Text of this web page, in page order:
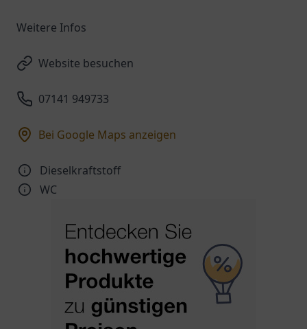
Weitere Infos
Website besuchen
07141 949733
Bei Google Maps anzeigen
Dieselkraftstoff
WC